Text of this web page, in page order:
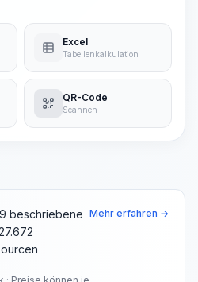
Excel
Tabellenkalkulation
QR-Code
Scannen
beschriebene Mehr erfahren →